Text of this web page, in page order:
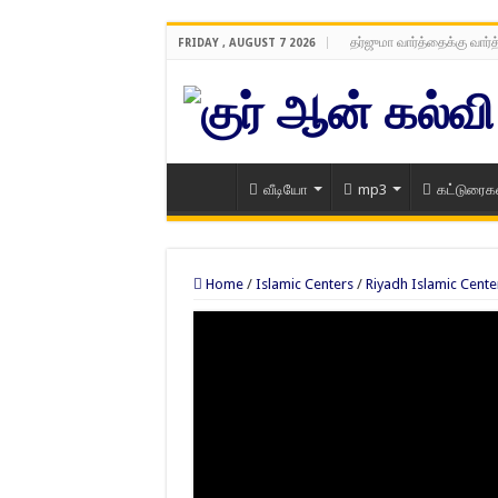
FRIDAY , AUGUST 7 2026 தர்ஜுமா வார்த்தைக்கு
வீடியோ mp3
Home / Islamic Centers / Riyadh Islamic